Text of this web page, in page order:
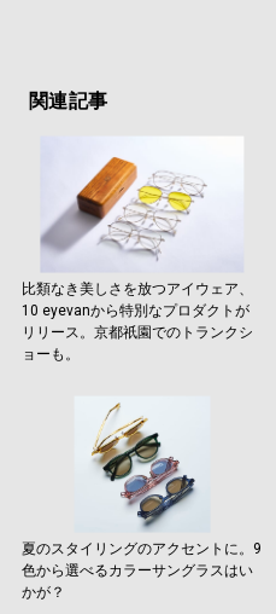
関連記事
比類なき美しさを放つアイウェア、
10 eyevanから特別なプロダクトが
リリース。京都祇園でのトランクシ
ョーも。
夏のスタイリングのアクセントに。9
色から選べるカラーサングラスはい
かが？